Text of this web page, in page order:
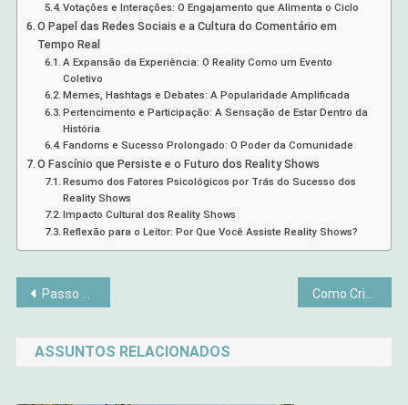
Votações e Interações: O Engajamento que Alimenta o Ciclo
O Papel das Redes Sociais e a Cultura do Comentário em
Tempo Real
A Expansão da Experiência: O Reality Como um Evento
Coletivo
Memes, Hashtags e Debates: A Popularidade Amplificada
Pertencimento e Participação: A Sensação de Estar Dentro da
História
Fandoms e Sucesso Prolongado: O Poder da Comunidade
O Fascínio que Persiste e o Futuro dos Reality Shows
Resumo dos Fatores Psicológicos por Trás do Sucesso dos
Reality Shows
Impacto Cultural dos Reality Shows
Reflexão para o Leitor: Por Que Você Assiste Reality Shows?
Navegação
de
Post
Passo a passo para criar velas artesanais aromáticas em casa Como Criar um Cantinho Perfeito para o Home Office
ASSUNTOS RELACIONADOS